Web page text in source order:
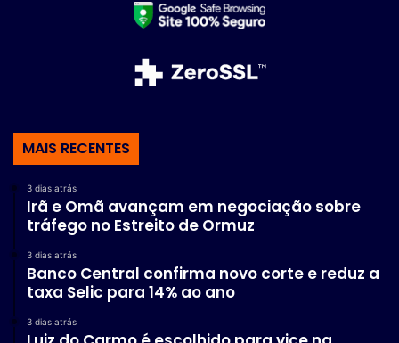
MAIS RECENTES
3 dias atrás
Irã e Omã avançam em negociação sobre
tráfego no Estreito de Ormuz
3 dias atrás
Banco Central confirma novo corte e reduz a
taxa Selic para 14% ao ano
3 dias atrás